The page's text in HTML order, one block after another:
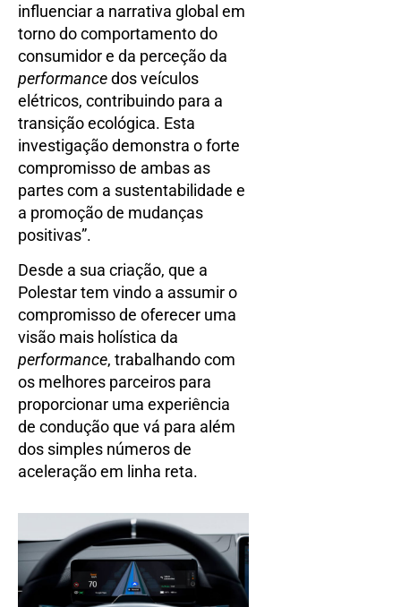
influenciar a narrativa global em
torno do comportamento do
consumidor e da perceção da
performancedos veículos
elétricos, contribuindo para a
transição ecológica. Esta
investigação demonstra o forte
compromisso de ambas as
partes com a sustentabilidade e
a promoção de mudanças
positivas”.
Desde a sua criação, que a
Polestar tem vindo a assumir o
compromisso de oferecer uma
visão mais holística da
performance, trabalhando com
os melhores parceiros para
proporcionar uma experiência
de condução que vá para além
dos simples números de
aceleração em linha reta.